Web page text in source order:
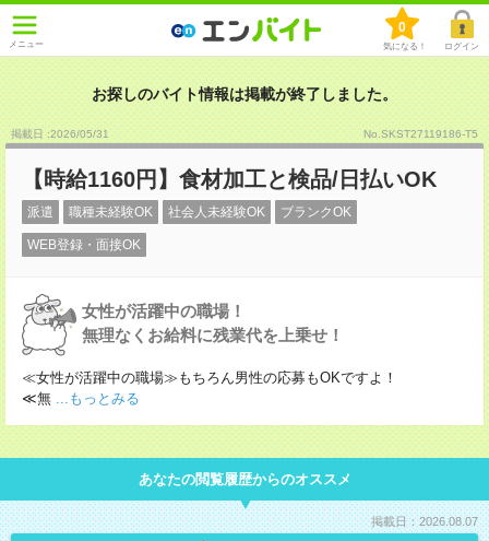
メニュー
0
気になる！ ログイン
お探しのバイト情報は掲載が終了しました。
掲載日 :2026/05/31 No.SKST27119186-T5
【時給1160円】食材加工と検品/日払いOK
派遣 職種未経験OK 社会人未経験OK ブランクOK
WEB登録・面接OK
女性が活躍中の職場！
無理なくお給料に残業代を上乗せ！
≪女性が活躍中の職場≫もちろん男性の応募もOKですよ！
≪無 ...もっとみる
あなたの閲覧履歴からのオススメ
掲載日：2026.08.07